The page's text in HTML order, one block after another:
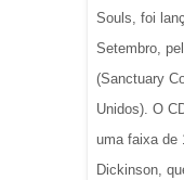
Souls, foi
Setembro,
(Sanctuary
Unidos). O
uma faixa de
Dickinson,